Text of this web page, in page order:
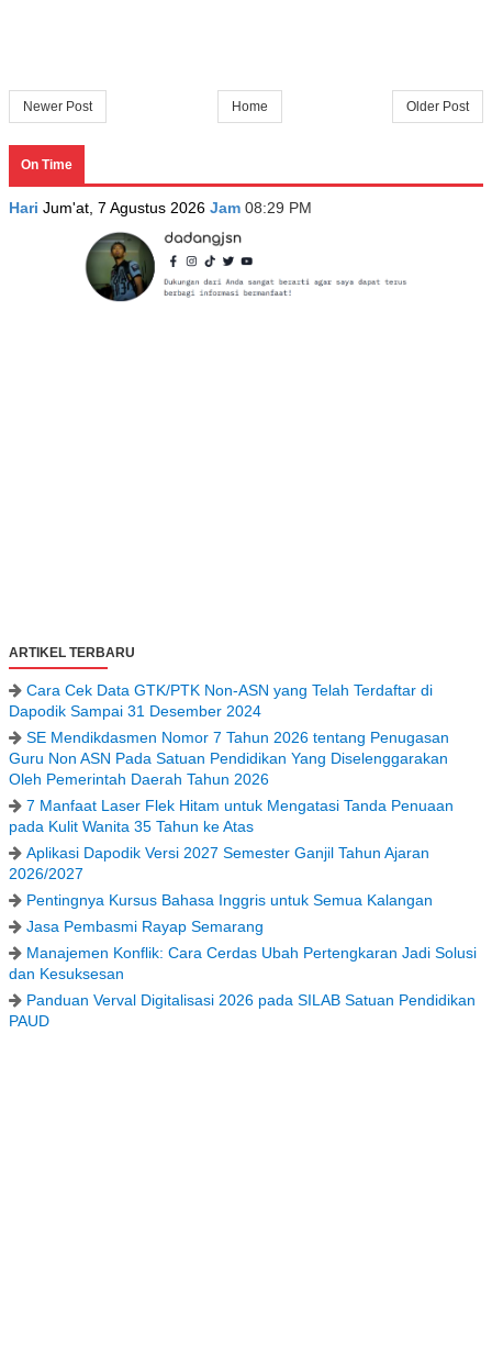
Newer Post Older Post
Home
On Time
Hari Jum'at, 7 Agustus 2026 Jam 08:29 PM
ARTIKEL TERBARU
Cara Cek Data GTK/PTK Non-ASN yang Telah Terdaftar di
Dapodik Sampai 31 Desember 2024
SE Mendikdasmen Nomor 7 Tahun 2026 tentang Penugasan
Guru Non ASN Pada Satuan Pendidikan Yang Diselenggarakan
Oleh Pemerintah Daerah Tahun 2026
7 Manfaat Laser Flek Hitam untuk Mengatasi Tanda Penuaan
pada Kulit Wanita 35 Tahun ke Atas
Aplikasi Dapodik Versi 2027 Semester Ganjil Tahun Ajaran
2026/2027
Pentingnya Kursus Bahasa Inggris untuk Semua Kalangan
Jasa Pembasmi Rayap Semarang
Manajemen Konflik: Cara Cerdas Ubah Pertengkaran Jadi Solusi
dan Kesuksesan
Panduan Verval Digitalisasi 2026 pada SILAB Satuan Pendidikan
PAUD